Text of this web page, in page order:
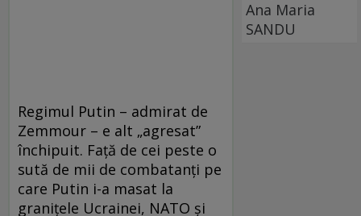
Regimul Putin – admirat de
Zemmour – e alt „agresat”
închipuit. Faţă de cei peste o
sută de mii de combatanţi pe
care Putin i-a masat la
graniţele Ucrainei, NATO şi
Ana Maria
SANDU